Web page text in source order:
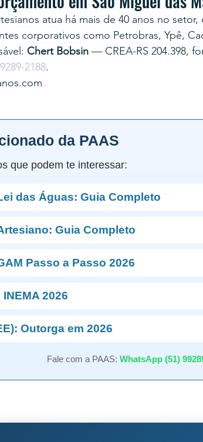
atua há mais de 40 anos no
corporativos como Petrobras, Ypê,
Chert Bobsin — CREA-RS 204.398,
2188.
da PAAS
que podem te interessar:
das Águas: Guia Completo
Guia Completo
Passo a Passo 2026
2026
Outorga em 2026
Fale com a PAAS: WhatsApp (51)